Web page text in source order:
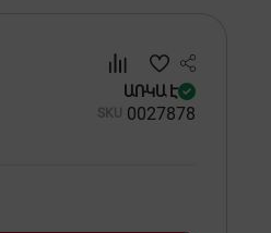
ԱՌԿԱ Է
SKU 0027878